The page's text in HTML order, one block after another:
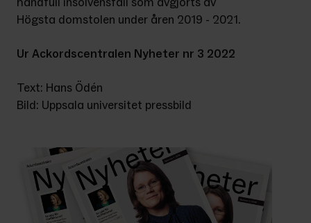
Högsta domstolen under åren 2019 - 2021.
Ur Ackordscentralen Nyheter nr 3 2022
Text: Hans Ödén
Bild: Uppsala universitet pressbild